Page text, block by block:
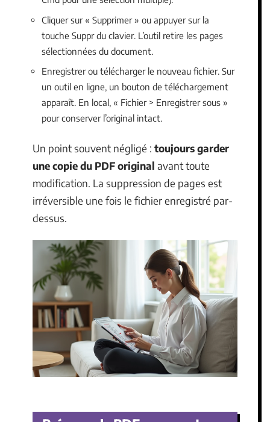
Cliquer sur « Supprimer » ou appuyer sur la
touche Suppr du clavier. L’outil retire les pages
sélectionnées du document.
Enregistrer ou télécharger le nouveau fichier. Sur
un outil en ligne, un bouton de téléchargement
apparaît. En local, « Fichier > Enregistrer sous »
pour conserver l’original intact.
Un point souvent négligé : toujours garder
une copie du PDF original avant toute
modification. La suppression de pages est
irréversible une fois le fichier enregistré par-
dessus.